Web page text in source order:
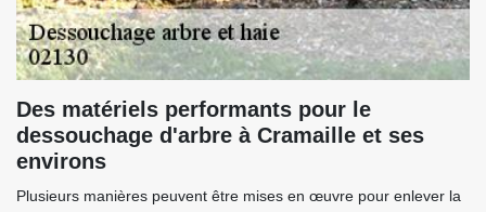
Des matériels performants pour le
dessouchage d'arbre à Cramaille et ses
environs
Plusieurs manières peuvent être mises en œuvre pour enlever la